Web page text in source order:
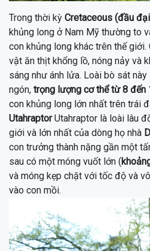
Trong thời kỳ Cretaceous (đầu
khủng long ở Nam Mỹ thường to
con khủng long khác trên thế
vật ăn thịt khổng lồ, nóng nảy và
sáng như ánh lửa. Loài bò sát
ngón, trọng lượng cơ thể từ 8 đến
con khủng long lớn nhất trên trái
UtahraptorUtahraptor là loài lâu
giới và lớn nhất của dòng họ nhà
con trưởng thành nặng gần một
sau có một móng vuốt lớn (
và móng kẹp chặt với tốc độ và
vào con mồi.